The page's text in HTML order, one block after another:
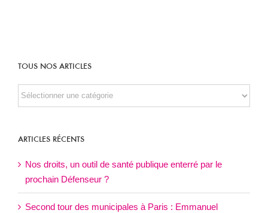
TOUS NOS ARTICLES
TOUS
NOS
ARTICLES RÉCENTS
Nos droits, un outil de santé publique enterré par le
prochain Défenseur ?
Second tour des municipales à Paris : Emmanuel